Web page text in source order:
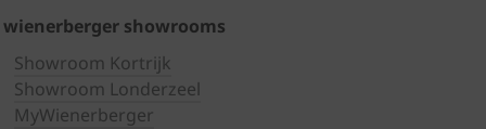
wienerberger showrooms
Showroom Kortrijk
Showroom Londerzeel
MyWienerberger